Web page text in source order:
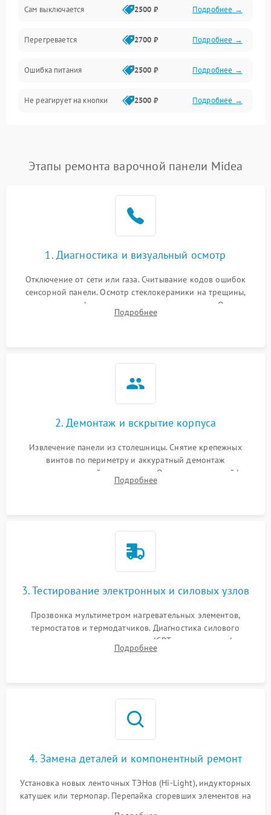
Сам выключается 2500 ₽ Подробнее →
Перегревается 2700 ₽ Подробнее →
Ошибка питания 2500 ₽ Подробнее →
Не реагирует на кнопки 2500 ₽ Подробнее →
Этапы ремонта варочной панели Midea
1. Диагностика и визуальный осмотр
Отключение от сети или газа. Считывание кодов ошибок
сенсорной панели. Осмотр стеклокерамики на трещины,
проверка конфорок на равномерность нагрева. Опрос
клиента о симптомах (не включается, не видит посуду,
Подробнее
2. Демонтаж и вскрытие корпуса
Извлечение панели из столешницы. Снятие крепежных
винтов по периметру и аккуратный демонтаж
стеклокерамической поверхности. Отсоединение шлейфов
сенсорного блока для доступа к силовым платам, катушкам
Подробнее
3. Тестирование электронных и силовых узлов
Прозвонка мультиметром нагревательных элементов,
термостатов и термодатчиков. Диагностика силового
модуля, реле, диодных мостов и IGBT-транзисторов (для
индукции). Проверка кранов и газ-контроля (для газовых
Подробнее
4. Замена деталей и компонентный ремонт
Установка новых ленточных ТЭНов (Hi-Light), индукторных
катушек или термопар. Перепайка сгоревших элементов на